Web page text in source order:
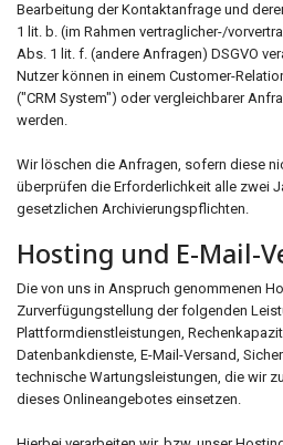
Bearbeitung der Kontaktanfrage und
1 lit. b. (im Rahmen vertraglicher-/
Abs. 1 lit. f. (andere Anfragen) DSGVO
Nutzer können in einem Customer-
("CRM System") oder vergleichbarer
werden.
Wir löschen die Anfragen, sofern diese
überprüfen die Erforderlichkeit alle zwei
gesetzlichen Archivierungspflichten.
Hosting und E-Mail-
Die von uns in Anspruch genommenen
Zurverfügungstellung der folgenden
Plattformdienstleistungen,
Datenbankdienste, E-Mail-Versand,
technische Wartungsleistungen, die wir
dieses Onlineangebotes einsetzen.